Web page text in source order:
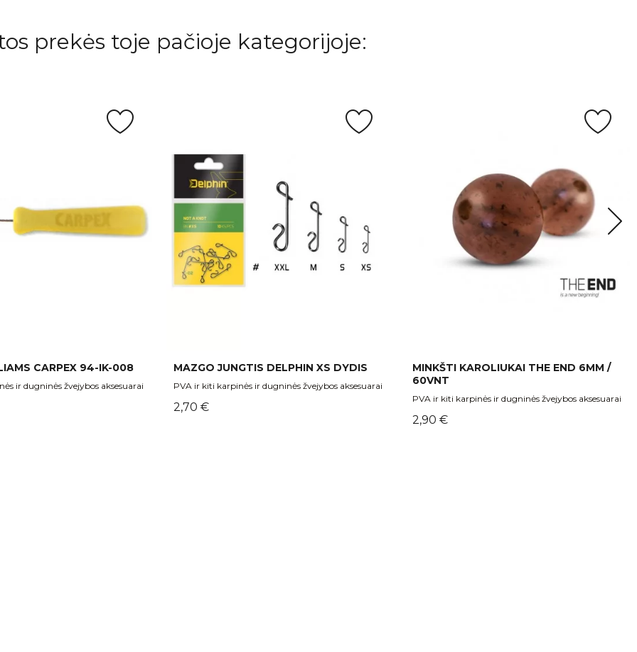
prekės toje pačioje kategorijoje:
CARPEX 94-IK-008
ir dugninės žvejybos aksesuarai
MAZGO JUNGTIS DELPHIN XS DYDIS
PVA ir kiti karpinės ir dugninės žvejybos aksesuarai
Kaina
2,70 €
MINKŠTI KAROLIUKAI THE END 6MM /
60VNT
PVA ir kiti karpinės ir dugninės žvejybos aksesuarai
Kaina
2,90 €